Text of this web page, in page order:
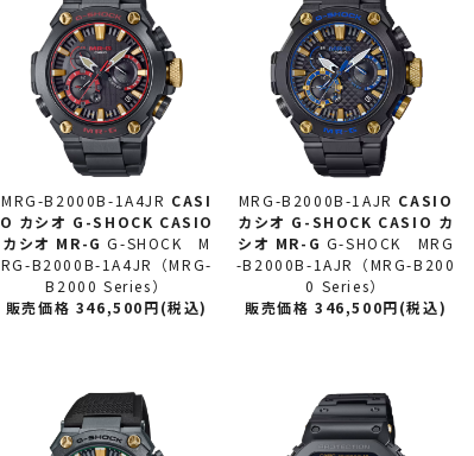
MRG-B2000B-1A4JR CASI
O カシオ G-SHOCK CASIO
カシオ MR-GG-SHOCK M
RG-B2000B-1A4JR（MRG-
B2000 Series）
販売価格 346,500円(税込)
MRG-B2000B-1AJR CASIO
カシオ G-SHOCK CASIO カ
シオ MR-G G-SHOCK MRG
-B2000B-1AJR（MRG-B200
0 Series）
販売価格 346,500円(税込)